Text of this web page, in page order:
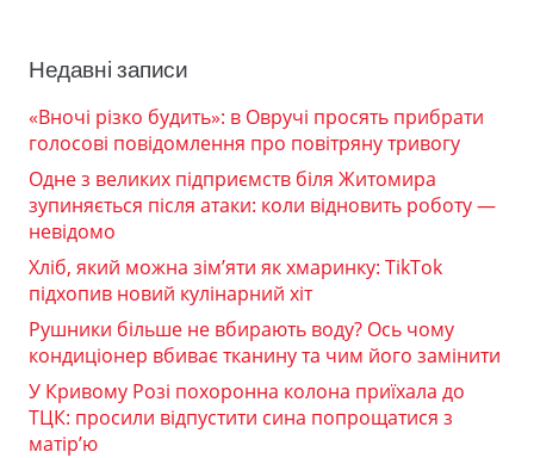
Недавні записи
«Вночі різко будить»: в Овручі просять прибрати
голосові повідомлення про повітряну тривогу
Одне з великих підприємств біля Житомира
зупиняється після атаки: коли відновить роботу —
невідомо
Хліб, який можна зім’яти як хмаринку: TikTok
підхопив новий кулінарний хіт
Рушники більше не вбирають воду? Ось чому
кондиціонер вбиває тканину та чим його замінити
У Кривому Розі похоронна колона приїхала до
ТЦК: просили відпустити сина попрощатися з
матір’ю